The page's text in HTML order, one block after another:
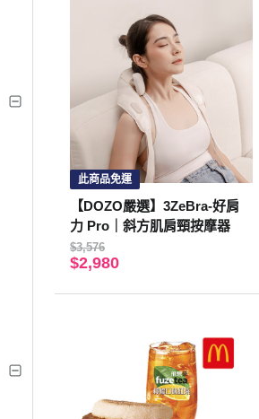
此商品免運
【DOZO嚴選】3ZeBra-好肩
力 Pro｜斜方肌肩頸按摩器
$3,576
$2,980